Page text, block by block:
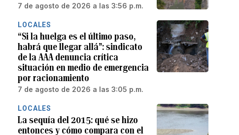
7 de agosto de 2026 a las 3:56 p.m.
LOCALES
“Si la huelga es el último paso,
habrá que llegar allá”: sindicato
de la AAA denuncia crítica
situación en medio de emergencia
por racionamiento
7 de agosto de 2026 a las 3:05 p.m.
LOCALES
La sequía del 2015: qué se hizo
entonces y cómo compara con el